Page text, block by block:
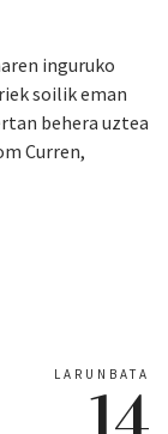
inguruko
soilik eman
behera uztea
Curren,
LARUNBATA